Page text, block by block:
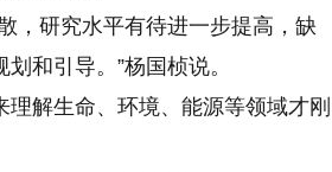
，研究水平有待进一步提高，缺
和引导。”杨国桢说。
解生命、环境、能源等领域才刚